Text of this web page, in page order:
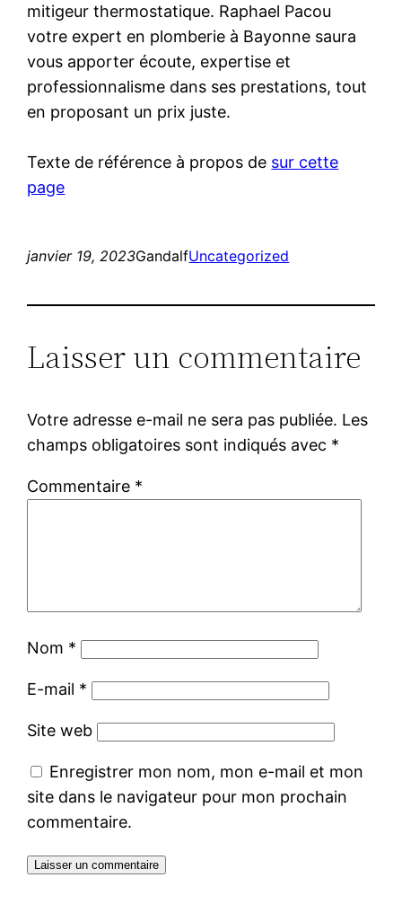
mitigeur thermostatique. Raphael Pacou
votre expert en plomberie à Bayonne saura
vous apporter écoute, expertise et
professionnalisme dans ses prestations, tout
en proposant un prix juste.
Texte de référence à propos de sur cette
page
janvier 19, 2023GandalfUncategorized
Laisser un commentaire
Votre adresse e-mail ne sera pas publiée. Les
champs obligatoires sont indiqués avec *
Commentaire *
Nom *
E-mail *
Site web
Enregistrer mon nom, mon e-mail et mon
site dans le navigateur pour mon prochain
commentaire.